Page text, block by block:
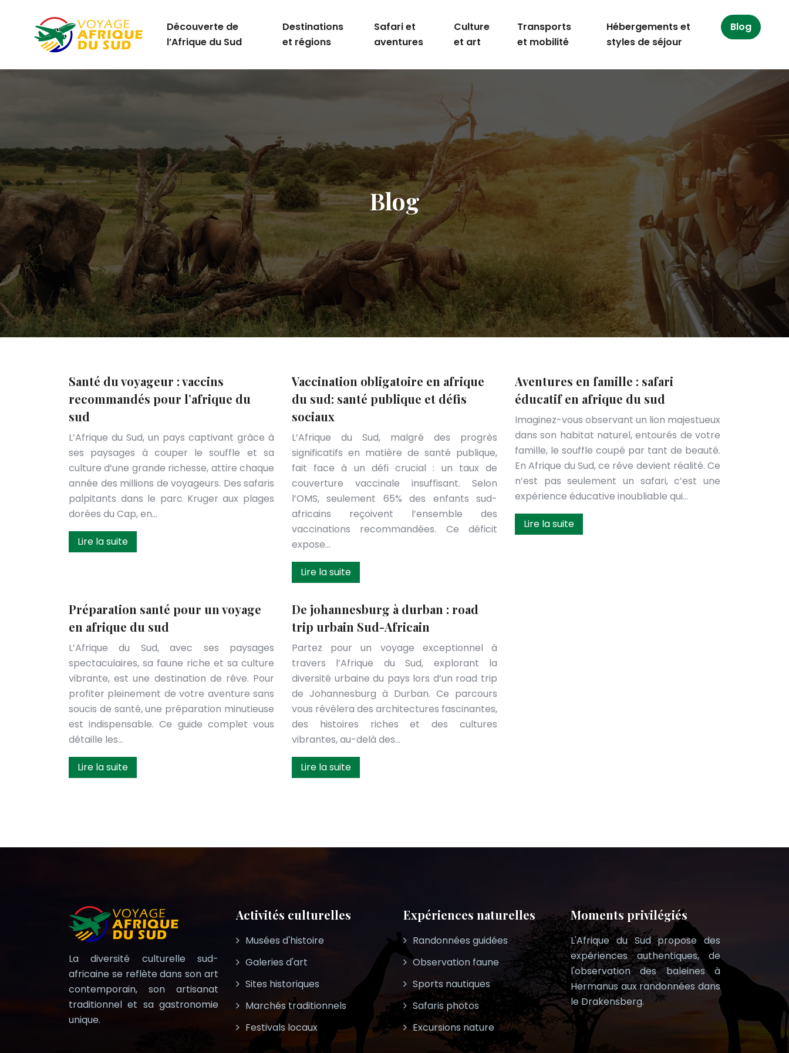
Découverte de
l’Afrique du Sud
Destinations
et régions
Safari et
aventures
Culture
et art
Transports
et mobilité
Hébergements et
styles de séjour
Blog
Blog
Santé du voyageur : vaccins
recommandés pour l’afrique du
sud
L’Afrique du Sud, un pays captivant grâce à
ses paysages à couper le souffle et sa
culture d’une grande richesse, attire chaque
année des millions de voyageurs. Des safaris
palpitants dans le parc Kruger aux plages
dorées du Cap, en…
Lire la suite
Vaccination obligatoire en afrique
du sud: santé publique et défis
sociaux
L’Afrique du Sud, malgré des progrès
significatifs en matière de santé publique,
fait face à un défi crucial : un taux de
couverture vaccinale insuffisant. Selon
l’OMS, seulement 65% des enfants sud-
africains reçoivent l’ensemble des
vaccinations recommandées. Ce déficit
expose…
Lire la suite
Aventures en famille : safari
éducatif en afrique du sud
Imaginez-vous observant un lion majestueux
dans son habitat naturel, entourés de votre
famille, le souffle coupé par tant de beauté.
En Afrique du Sud, ce rêve devient réalité. Ce
n’est pas seulement un safari, c’est une
expérience éducative inoubliable qui…
Lire la suite
Préparation santé pour un voyage
en afrique du sud
L’Afrique du Sud, avec ses paysages
spectaculaires, sa faune riche et sa culture
vibrante, est une destination de rêve. Pour
profiter pleinement de votre aventure sans
soucis de santé, une préparation minutieuse
est indispensable. Ce guide complet vous
détaille les…
Lire la suite
De johannesburg à durban : road
trip urbain Sud-Africain
Partez pour un voyage exceptionnel à
travers l’Afrique du Sud, explorant la
diversité urbaine du pays lors d’un road trip
de Johannesburg à Durban. Ce parcours
vous révèlera des architectures fascinantes,
des histoires riches et des cultures
vibrantes, au-delà des…
Lire la suite
La diversité culturelle sud-
africaine se reflète dans son art
contemporain, son artisanat
traditionnel et sa gastronomie
unique.
Activités culturelles
Musées d'histoire
Galeries d'art
Sites historiques
Marchés traditionnels
Festivals locaux
Expériences naturelles
Randonnées guidées
Observation faune
Sports nautiques
Safaris photos
Excursions nature
Moments privilégiés
L'Afrique du Sud propose des
expériences authentiques, de
l'observation des baleines à
Hermanus aux randonnées dans
le Drakensberg.